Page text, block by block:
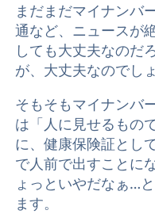
まだまだマイナンバ
通など、ニュースが
しても大丈夫なのだ
が、大丈夫なのでし
そもそもマイナンバ
は「人に見せるもの
に、健康保険証とし
で人前で出すことに
ょっといやだなぁ…
ます。